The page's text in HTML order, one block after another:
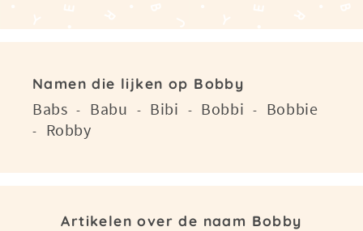
Namen die lijken op Bobby
Babs - Babu - Bibi - Bobbi - Bobbie
- Robby
Artikelen over de naam Bobby